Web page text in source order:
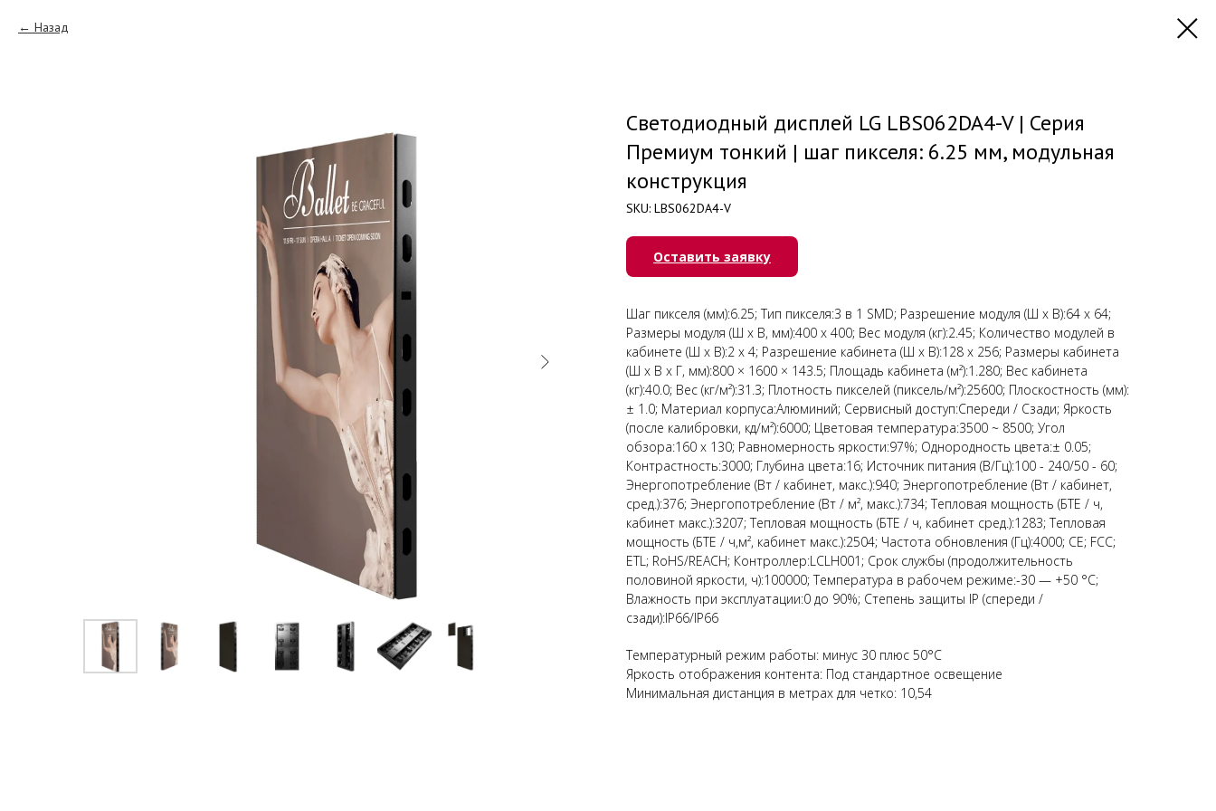
Назад
Светодиодный дисплей LG LBS062DA4-V | Серия
Премиум тонкий | шаг пикселя: 6.25 мм, модульная
конструкция
SKU: LBS062DA4-V
Оставить заявку
Шаг пикселя (мм):6.25; Тип пикселя:3 в 1 SMD; Разрешение модуля (Ш х В):64 x 64;
Размеры модуля (Ш х В, мм):400 x 400; Вес модуля (кг):2.45; Количество модулей в
кабинете (Ш х В):2 x 4; Разрешение кабинета (Ш х В):128 x 256; Размеры кабинета
(Ш х В х Г, мм):800 × 1600 × 143.5; Площадь кабинета (м²):1.280; Вес кабинета
(кг):40.0; Вес (кг/м²):31.3; Плотность пикселей (пиксель/м²):25600; Плоскостность (мм):
± 1.0; Материал корпуса:Алюминий; Сервисный доступ:Спереди / Сзади; Яркость
(после калибровки, кд/м²):6000; Цветовая температура:3500 ~ 8500; Угол
обзора:160 x 130; Равномерность яркости:97%; Однородность цвета:± 0.05;
Контрастность:3000; Глубина цвета:16; Источник питания (В/Гц):100 - 240/50 - 60;
Энергопотребление (Вт / кабинет, макс.):940; Энергопотребление (Вт / кабинет,
сред.):376; Энергопотребление (Вт / м², макс.):734; Тепловая мощность (БТЕ / ч,
кабинет макс.):3207; Тепловая мощность (БТЕ / ч, кабинет сред.):1283; Тепловая
мощность (БТЕ / ч,м², кабинет макс.):2504; Частота обновления (Гц):4000; CE; FCC;
ETL; RoHS/REACH; Контроллер:LCLH001; Срок службы (продолжительность
половиной яркости, ч):100000; Температура в рабочем режиме:-30 — +50 °C;
Влажность при эксплуатации:0 до 90%; Степень защиты IP (спереди /
сзади):IP66/IP66
Температурный режим работы: минус 30 плюс 50°C
Яркость отображения контента: Под стандартное освещение
Минимальная дистанция в метрах для четко: 10,54